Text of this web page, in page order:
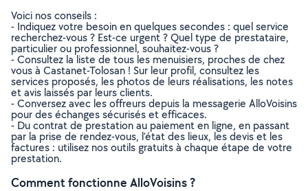
Voici nos conseils :
- Indiquez votre besoin en quelques secondes : quel service
recherchez-vous ? Est-ce urgent ? Quel type de prestataire,
particulier ou professionnel, souhaitez-vous ?
- Consultez la liste de tous les menuisiers, proches de chez
vous à Castanet-Tolosan ! Sur leur profil, consultez les
services proposés, les photos de leurs réalisations, les notes
et avis laissés par leurs clients.
- Conversez avec les offreurs depuis la messagerie AlloVoisins
pour des échanges sécurisés et efficaces.
- Du contrat de prestation au paiement en ligne, en passant
par la prise de rendez-vous, l’état des lieux, les devis et les
factures : utilisez nos outils gratuits à chaque étape de votre
prestation.
Comment fonctionne AlloVoisins ?